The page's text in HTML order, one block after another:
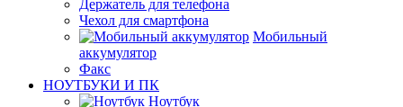
Держатель для телефона
Чехол для смартфона
Мобильный
аккумулятор
Факс
НОУТБУКИ И ПК
Ноутбук